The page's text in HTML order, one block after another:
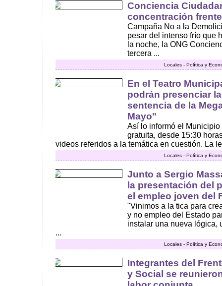
Conciencia
concentración
Campaña No a la
pesar del intenso frío que
la noche, la ONG
tercera ...
Locales - Política y
En el Teatro
podrán presenciar
sentencia de la
Mayo"
Así lo informó el
gratuita, desde 15:30
videos referidos a la temática en cuestión. La
Locales - Política y
Junto a Sergio
la presentación del
el empleo joven del
"Vinimos a la tica para
y no empleo del Estado
instalar una nueva lógica,
...
Locales - Política y
Integrantes del
y Social se